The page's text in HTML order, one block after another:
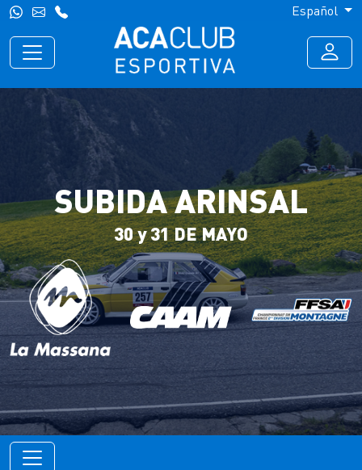
Español
SUBIDA ARINSAL
30 y 31 DE MAYO